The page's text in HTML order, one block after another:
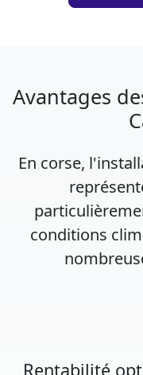
Avantages
En corse,
conditions
Rentabilité